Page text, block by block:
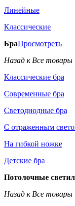
Линейные
Классические
БраПросмотреть
Назад к Все товары
Классические бра
Современные бра
Светодиодные бра
С отраженным
На гибкой ножке
Детские бра
Потолочные
Назад к Все товары